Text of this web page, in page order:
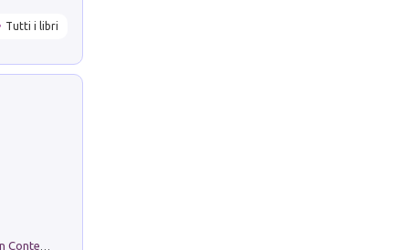
Tutti i libri
in alto! Livello A1. Con CD-Audio. Con Contenuto digitale per accesso on line